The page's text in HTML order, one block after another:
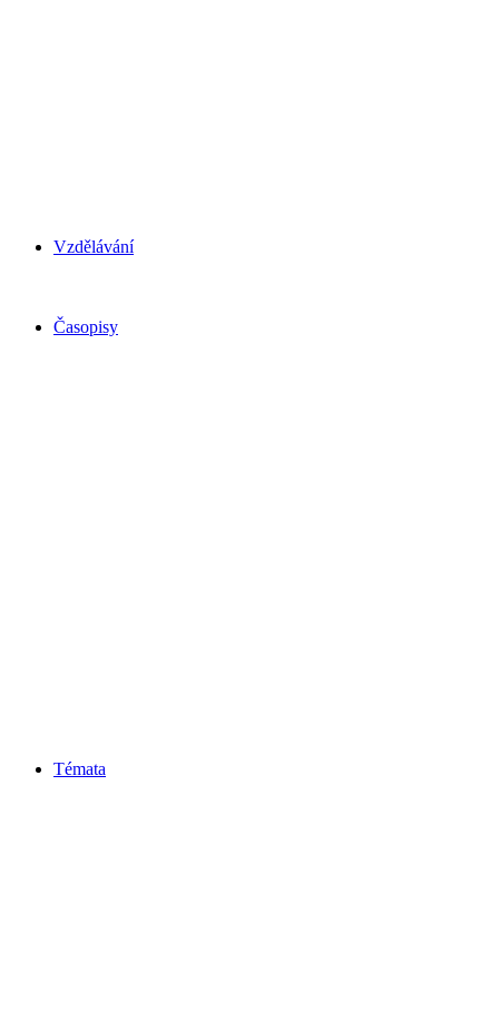
Vzdělávání
Časopisy
Témata